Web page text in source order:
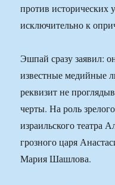
против исторических
исключительно к
Эшпай сразу заявил:
известные медийные
реквизит не
черты. На роль
израильского театра
грозного царя
Мария Шашлова.